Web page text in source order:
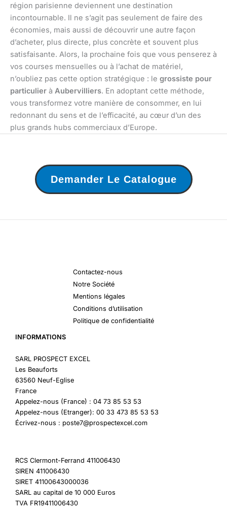
région parisienne deviennent une destination
incontournable. Il ne s’agit pas seulement de faire des
économies, mais aussi de découvrir une autre façon
d’acheter, plus directe, plus concrète et souvent plus
satisfaisante. Alors, la prochaine fois que vous penserez à
vos courses mensuelles ou à l’achat de matériel,
n’oubliez pas cette option stratégique : le grossiste pour
particulier à Aubervilliers. En adoptant cette méthode,
vous transformez votre manière de consommer, en lui
redonnant du sens et de l’efficacité, au cœur d’un des
plus grands hubs commerciaux d’Europe.
Demander Le Catalogue
Contactez-nous
Notre Société
Mentions légales
Conditions d’utilisation
Politique de confidentialité
INFORMATIONS
SARL PROSPECT EXCEL
Les Beauforts
63560 Neuf-Eglise
France
Appelez-nous (France) : 04 73 85 53 53
Appelez-nous (Etranger): 00 33 473 85 53 53
Écrivez-nous : poste7@prospectexcel.com
RCS Clermont-Ferrand 411006430
SIREN 411006430
SIRET 41100643000036
SARL au capital de 10 000 Euros
TVA FR19411006430